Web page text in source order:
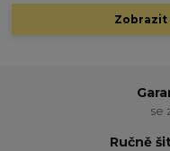
Zobrazit
se
Ručně